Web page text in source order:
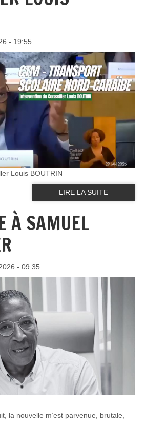
- 19:55
Louis BOUTRIN
LIRE LA SUITE
À SAMUEL
- 09:35
la nouvelle m’est parvenue, brutale,